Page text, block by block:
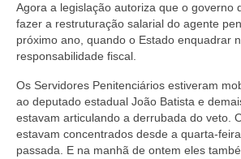
Servidores Penitenciários de
Filie-se
Artigos
Esportes
Agora a legislação autoriza que o governo
fazer a restruturação salarial do agente
próximo ano, quando o Estado enquadrar
responsabilidade fiscal.
Os Servidores Penitenciários estiveram
ao deputado estadual João Batista e
estavam articulando a derrubada do veto.
estavam concentrados desde a quarta-
passada. E na manhã de ontem eles